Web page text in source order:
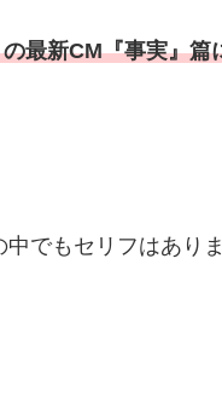
最新CM『事実』篇
でもセリフはあり